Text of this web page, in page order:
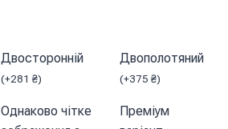
Двосторонній
(+281₴)
Однаково чітке
Двополотяний
(+375 ₴)
Преміум